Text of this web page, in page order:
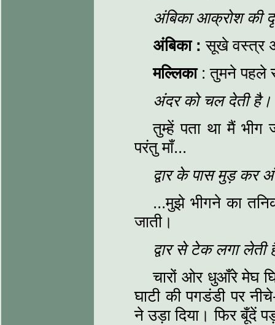
अंबिका आक्रोश की
अंबिका :सूखे वस्त्र
मल्लिका: तुमने पहले
अंदर को चल देती है।
तुम्हें पता था मैं भीग
परंतु माँ...
द्वार के पास मुड़ कर
...मुझे भीगने का
जाती।
द्वार से टेक लगा लेती
चारों ओर धुआँरे मेघ
घाटी की पगडंडी पर
ने उड़ा दिया। फिर बूँदें